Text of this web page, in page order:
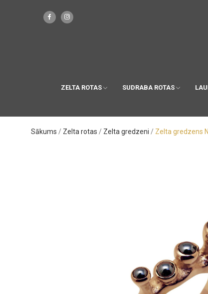
ZELTA ROTAS SUDRABA ROTAS
Sākums Zelta rotas Zelta gredzeni Zelta gredzens